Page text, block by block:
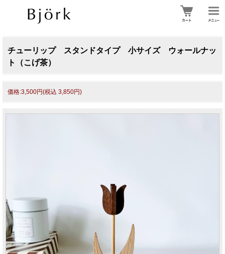
チューリップ スタンドタイプ 小サイズ ウォールナッ
ト（こげ茶）
価格:3,500円(税込 3,850円)